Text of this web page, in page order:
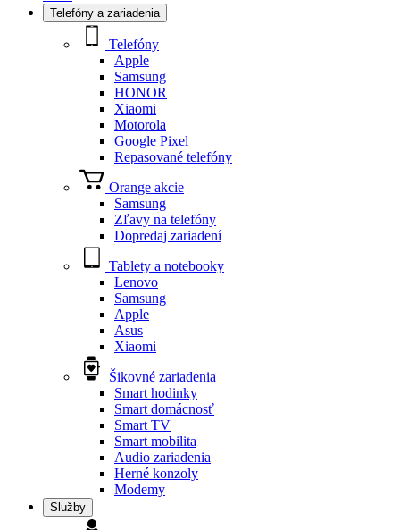
Telefóny a zariadenia
Telefóny
Apple
Samsung
HONOR
Xiaomi
Motorola
Google Pixel
Repasované telefóny
Orange akcie
Samsung
Zľavy na telefóny
Dopredaj zariadení
Tablety a notebooky
Lenovo
Samsung
Apple
Asus
Xiaomi
Šikovné zariadenia
Smart hodinky
Smart domácnosť
Smart TV
Smart mobilita
Audio zariadenia
Herné konzoly
Modemy
Služby